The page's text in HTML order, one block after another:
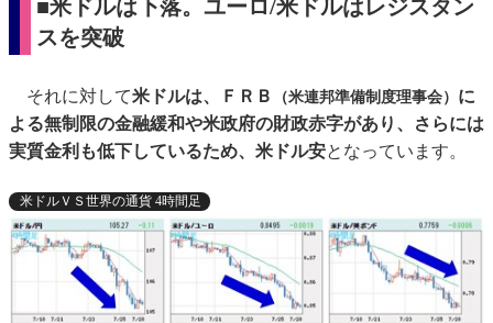
■米ドルは下落。ユーロ/米ドルはレジスタン
スを突破
それに対して米ドルは、ＦＲＢ （米連邦準備制度理事会） に
よる無制限の金融緩和や米政府の財政赤字があり、さらには
実質金利も低下しているため、米ドル安となっています。
米ドルＶＳ世界の通貨 4時間足